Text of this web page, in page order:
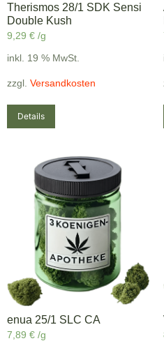
Therismos 28/1 SDK Sensi
Double Kush
9,29 € /g
inkl. 19 % MwSt.
zzgl. Versandkosten
Details
enua 25/1 SLC CA
7,89 € /g